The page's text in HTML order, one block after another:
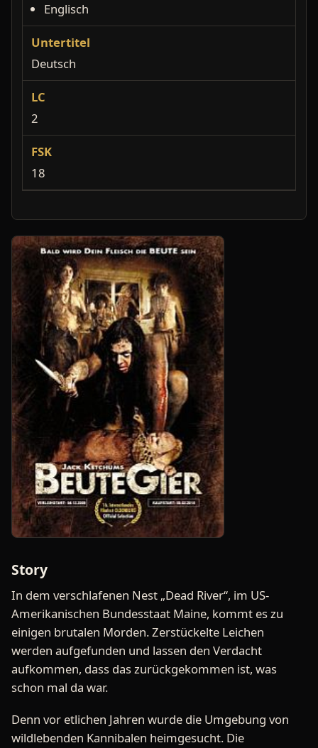
Englisch
Untertitel
Deutsch
LC
2
FSK
18
Story
In dem verschlafenen Nest „Dead River“, im US-
Amerikanischen Bundesstaat Maine, kommt es zu
einigen brutalen Morden. Zerstückelte Leichen
werden aufgefunden und lassen den Verdacht
aufkommen, dass das zurückgekommen ist, was
schon mal da war.
Denn vor etlichen Jahren wurde die Umgebung von
wildlebenden Kannibalen heimgesucht. Die